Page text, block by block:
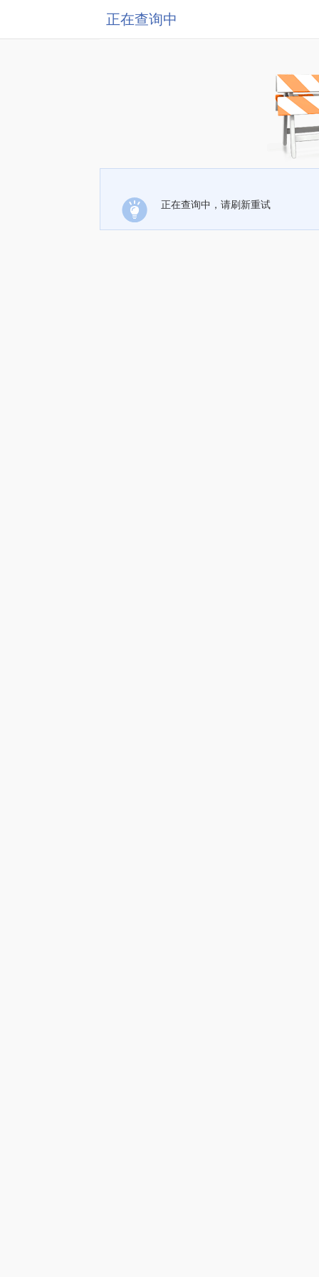
正在查询中
正在查询中，请刷新重试